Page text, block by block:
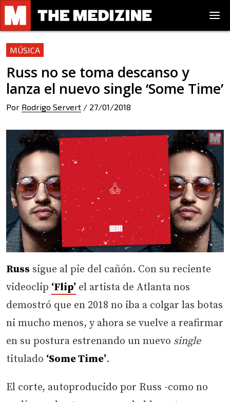
MÚSICA
Russ no se toma descanso y
lanza el nuevo single ‘Some Time’
Por Rodrigo Servert / 27/01/2018
Russ sigue al pie del cañón. Con su reciente
videoclip ‘Flip’ el artista de Atlanta nos
demostró que en 2018 no iba a colgar las botas
ni mucho menos, y ahora se vuelve a reafirmar
en su postura estrenando un nuevo single
titulado ‘Some Time’.
El corte, autoproducido por Russ -como no